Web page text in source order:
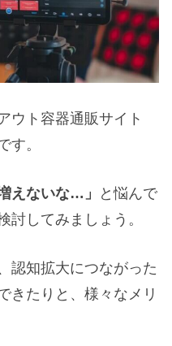
ウト容器通販サイト
す。
えないな…」
と悩んで
討してみましょう。
認知拡大につながった
きたりと、様々なメリ